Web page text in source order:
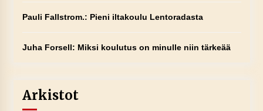
Pauli Fallstrom.: Pieni iltakoulu Lentoradasta
Juha Forsell: Miksi koulutus on minulle niin tärkeää
Arkistot